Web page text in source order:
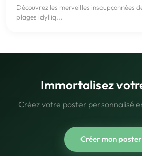
Découvrez les merveilles insoupçonnées
plages idylliq...
Immortalisez
Créez votre poster personnalisé
Créer mon poster